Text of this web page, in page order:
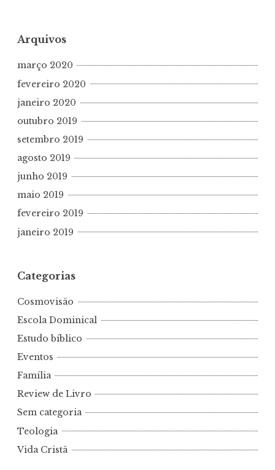
Arquivos
março 2020
fevereiro 2020
janeiro 2020
outubro 2019
setembro 2019
agosto 2019
junho 2019
maio 2019
fevereiro 2019
janeiro 2019
Categorias
Cosmovisão
Escola Dominical
Estudo bíblico
Eventos
Família
Review de Livro
Sem categoria
Teologia
Vida Cristã